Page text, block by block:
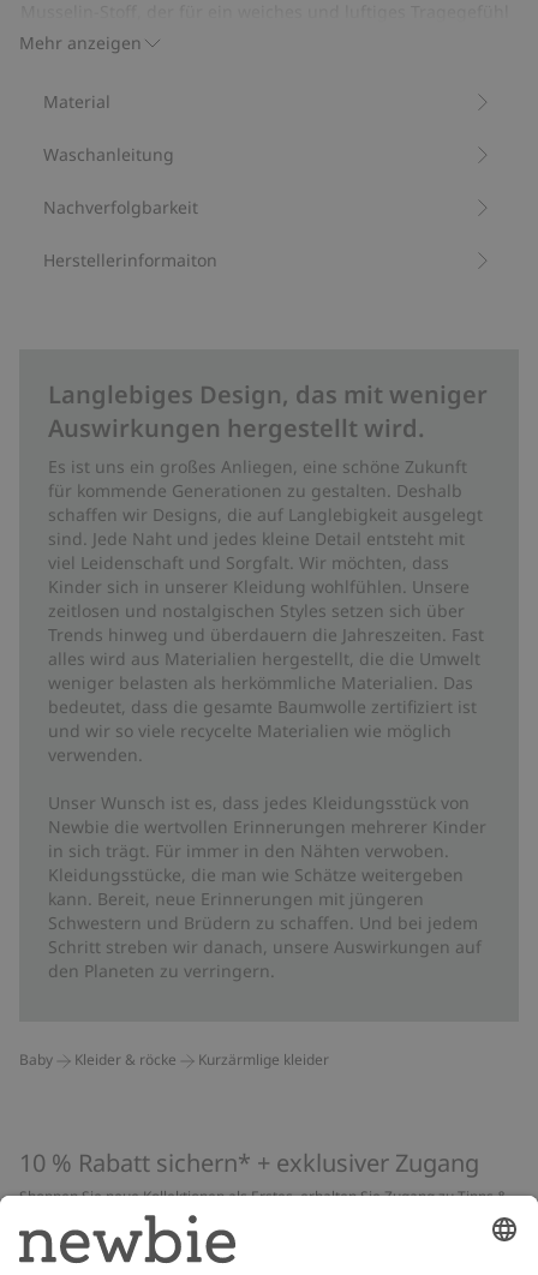
Mehr anzeigen
sorgt. Der Ausschnitt wird von einer charmanten Zierkante
geschmückt, und das Kleid hat hinten eine praktische
Aus 100 % Biobaumwolle.
Bio-Baumwolle –GOTS
Material
Waschanleitung
Nachverfolgbarkeit
Herstellerinformaiton
Langlebiges Design, das mit weniger
Auswirkungen hergestellt wird.
Es ist uns ein großes Anliegen, eine schöne Zukunft
für kommende Generationen zu gestalten. Deshalb
schaffen wir Designs, die auf Langlebigkeit ausgelegt
sind. Jede Naht und jedes kleine Detail entsteht mit
viel Leidenschaft und Sorgfalt. Wir möchten, dass
Kinder sich in unserer Kleidung wohlfühlen. Unsere
zeitlosen und nostalgischen Styles setzen sich über
Trends hinweg und überdauern die Jahreszeiten. Fast
alles wird aus Materialien hergestellt, die die Umwelt
weniger belasten als herkömmliche Materialien. Das
bedeutet, dass die gesamte Baumwolle zertifiziert ist
und wir so viele recycelte Materialien wie möglich
verwenden.
Unser Wunsch ist es, dass jedes Kleidungsstück von
Newbie die wertvollen Erinnerungen mehrerer Kinder
in sich trägt. Für immer in den Nähten verwoben.
Kleidungsstücke, die man wie Schätze weitergeben
kann. Bereit, neue Erinnerungen mit jüngeren
Schwestern und Brüdern zu schaffen. Und bei jedem
Schritt streben wir danach, unsere Auswirkungen auf
den Planeten zu verringern.
Baby Kleider & röcke Kurzärmlige kleider
10 % Rabatt sichern* + exklusiver Zugang
Shoppen Sie neue Kollektionen als Erstes, erhalten Sie Zugang zu Tipps &
Guides und profitieren Sie von exklusiven Angeboten
*Gilt nur für deine erste Bestellung und ist nicht mit anderen Rabatten
oder Angeboten kombinierbar. Gilt nicht für limitierte Artikel. Lies unsere